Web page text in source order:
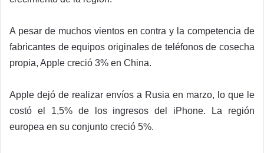
A pesar de muchos vientos en contra y la competencia de
fabricantes de equipos originales de teléfonos de cosecha
propia, Apple creció 3% en China.
Apple dejó de realizar envíos a Rusia en marzo, lo que le
costó el 1,5% de los ingresos del iPhone. La región
europea en su conjunto creció 5%.